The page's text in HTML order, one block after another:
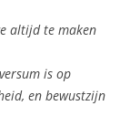
altijd te maken
is op
en bewustzijn